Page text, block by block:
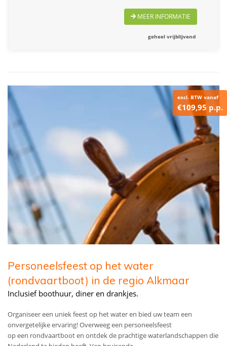
MEER INFORMATIE
geheel vrijblijvend
excl. BTW vanaf
€109,95 p.p.
Personeelsfeest op het water
(rondvaartboot) in de regio Alkmaar
Inclusief boothuur, diner en drankjes.
Organiseer een uniek feest op het water en bied uw team een
onvergetelijke ervaring! Overweeg een personeelsfeest
op een rondvaartboot en ontdek de prachtige waterlandschappen die